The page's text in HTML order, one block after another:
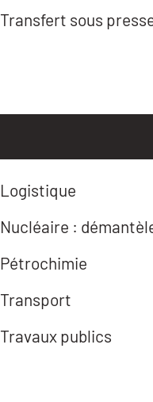
Transfert sous
Logistique
Nucléaire :
Pétrochimie
Transport
Travaux publics